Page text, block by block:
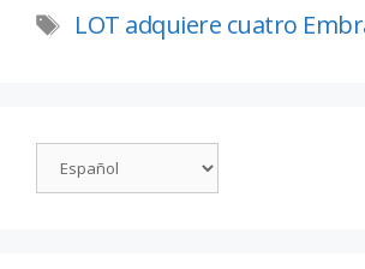
LOT adquiere cuatro